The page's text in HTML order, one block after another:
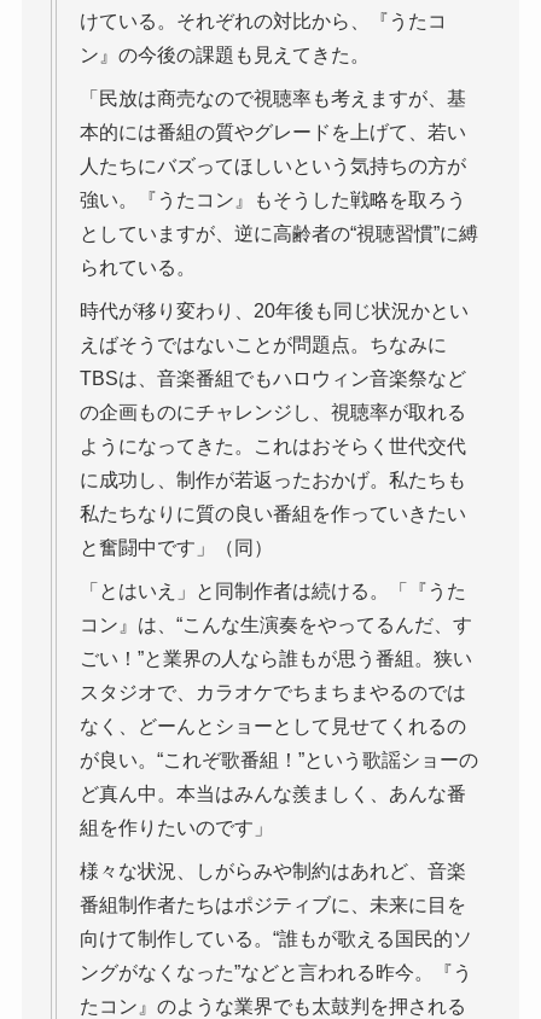
けている。それぞれの対比から、『うたコ
ン』の今後の課題も見えてきた。
「民放は商売なので視聴率も考えますが、基
本的には番組の質やグレードを上げて、若い
人たちにバズってほしいという気持ちの方が
強い。『うたコン』もそうした戦略を取ろう
としていますが、逆に高齢者の“視聴習慣”に縛
られている。
時代が移り変わり、20年後も同じ状況かとい
えばそうではないことが問題点。ちなみに
TBSは、音楽番組でもハロウィン音楽祭など
の企画ものにチャレンジし、視聴率が取れる
ようになってきた。これはおそらく世代交代
に成功し、制作が若返ったおかげ。私たちも
私たちなりに質の良い番組を作っていきたい
と奮闘中です」（同）
「とはいえ」と同制作者は続ける。「『うた
コン』は、“こんな生演奏をやってるんだ、す
ごい！”と業界の人なら誰もが思う番組。狭い
スタジオで、カラオケでちまちまやるのでは
なく、どーんとショーとして見せてくれるの
が良い。“これぞ歌番組！”という歌謡ショーの
ど真ん中。本当はみんな羨ましく、あんな番
組を作りたいのです」
様々な状況、しがらみや制約はあれど、音楽
番組制作者たちはポジティブに、未来に目を
向けて制作している。“誰もが歌える国民的ソ
ングがなくなった”などと言われる昨今。『う
たコン』のような業界でも太鼓判を押される